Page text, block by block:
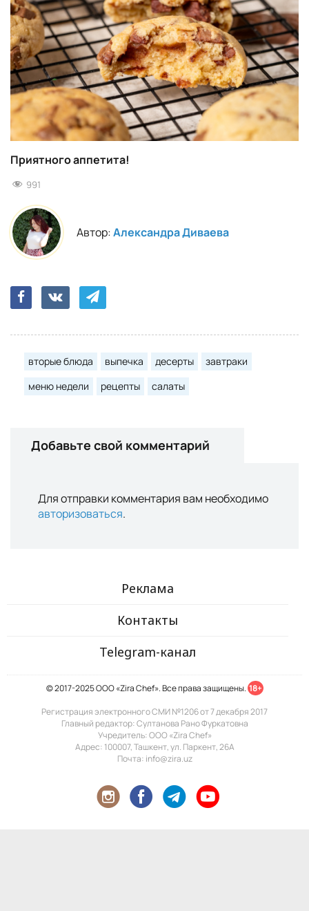
Приятного аппетита!
991
Автор:Александра Диваева
вторые блюда выпечка десерты
завтраки
меню недели
рецепты салаты
Добавьте свой комментарий
Для отправки комментария вам необходимо
авторизоваться.
Реклама
Контакты
Telegram-канал
© 2017-2025 ООО «Zira Chef». Все права защищены. 18+
Регистрация электронного СМИ №1206 от 7 декабря 2017
Главный редактор: Султанова Рано Фуркатовна
Учредитель: ООО «Zira Chef»
Адрес: 100007, Ташкент, ул. Паркент, 26А
Почта: info@zira.uz